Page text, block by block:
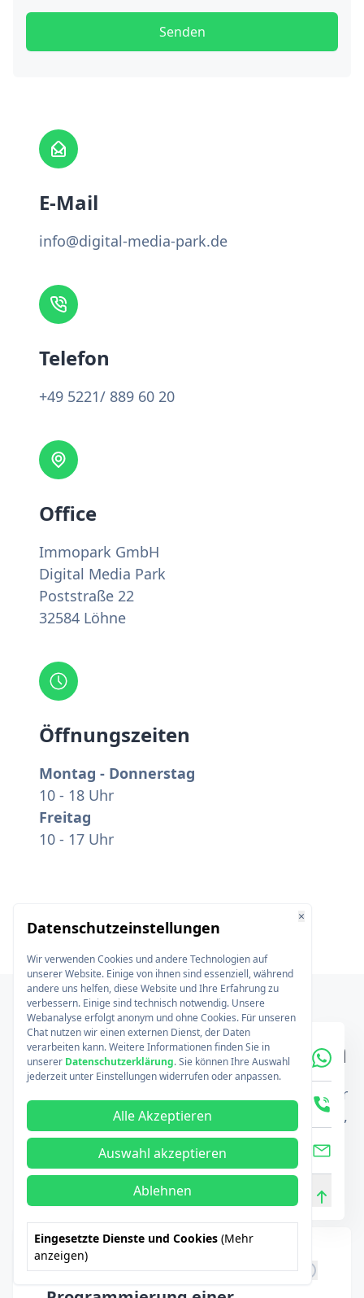
Senden
E-Mail
info@digital-media-park.de
Telefon
+49 5221/ 889 60 20
Office
Immopark GmbH
Digital Media Park
Poststraße 22
32584 Löhne
Öffnungszeiten
Montag - Donnerstag
10 - 18 Uhr
Freitag
10 - 17 Uhr
FAQ
Häufig gestellte Fragen
Finden Sie Antworten auf allgemeine Fragen zur
Programmierung und Gestaltung Ihrer Website,
umfassend erklärt von unseren Experten.
Was beinhaltet die
×
Datenschutzeinstellungen
Wir verwenden Cookies und andere Technologien auf
unserer Website. Einige von ihnen sind essenziell, während
andere uns helfen, diese Website und Ihre Erfahrung zu
verbessern. Einige sind technisch notwendig. Unsere
Webanalyse erfolgt anonym und ohne Cookies. Für unseren
Chat nutzen wir einen externen Dienst, der Daten
verarbeiten kann. Weitere Informationen finden Sie in
unserer Datenschutzerklärung. Sie können Ihre Auswahl
jederzeit unter Einstellungen widerrufen oder anpassen.
Alle Akzeptieren
Auswahl akzeptieren
Ablehnen
Eingesetzte Dienste und Cookies (Mehr
anzeigen)